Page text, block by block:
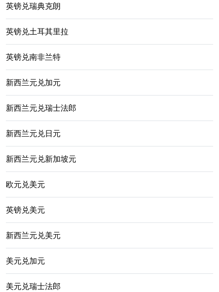
英镑兑瑞典克朗
英镑兑土耳其里拉
英镑兑南非兰特
新西兰元兑加元
新西兰元兑瑞士法郎
新西兰元兑日元
新西兰元兑新加坡元
欧元兑美元
英镑兑美元
新西兰元兑美元
美元兑加元
美元兑瑞士法郎